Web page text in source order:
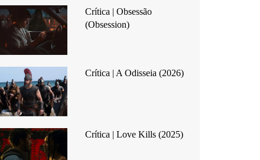
Crítica | Obsessão
(Obsession)
Crítica | A Odisseia (2026)
Crítica | Love Kills (2025)